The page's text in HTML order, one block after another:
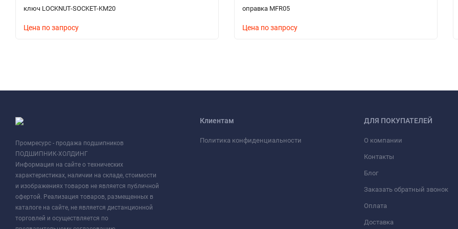
ключ LOCKNUT-SOCKET-KM20
Цена по запросу
оправка MFR05
Цена по запросу
Промресурс - продажа подшипников
ПОДШИПНИК-ХОЛДИНГ
Информация на сайте о технических
характеристиках, наличии на складе, стоимости
и изображениях товаров не является публичной
офертой. Реализация товаров, размещенных в
каталоге на сайте, не является дистанционной
торговлей и осуществляется по
Клиентам
Политика конфиденциальности
ДЛЯ ПОКУПАТЕЛЕЙ
О компании
Контакты
Блог
Заказать обратный звонок
Оплата
Доставка